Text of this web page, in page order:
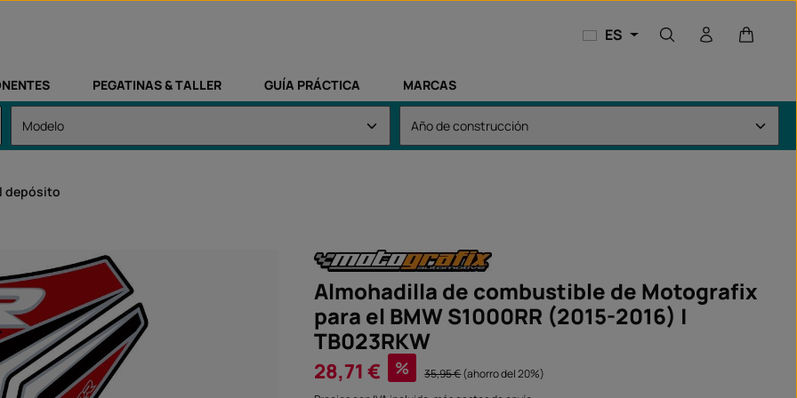
ES El
PEGATINAS & TALLER GUÍA PRÁCTICA MARCAS
depósito
Almohadilla de combustible de Motografix
para el BMW S1000RR (2015-2016) |
TB023RKW
Precio de venta:
28,71 € % Precio normal:
35,95 €(ahorro del 20%)